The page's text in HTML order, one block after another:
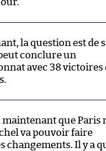
la question est de
conclure un
avec 38 victoires
maintenant que Paris
va pouvoir faire
changements. Il y a